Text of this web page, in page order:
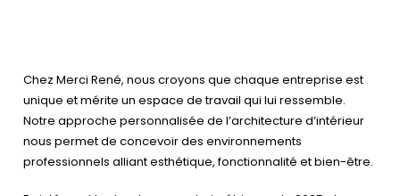
Chez Merci René, nous croyons que chaque entreprise est
unique et mérite un espace de travail qui lui ressemble.
Notre approche personnalisée de l’architecture d’intérieur
nous permet de concevoir des environnements
professionnels alliant esthétique, fonctionnalité et bien-être.